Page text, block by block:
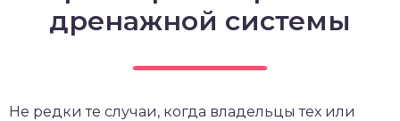
дренажной системы
Не редки те случаи, когда владельцы тех или